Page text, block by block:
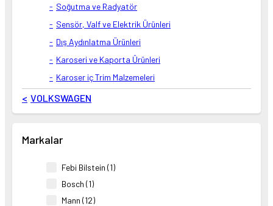
Soğutma ve Radyatör
Sensör, Valf ve Elektrik Ürünleri
Dış Aydınlatma Ürünleri
Karoseri ve Kaporta Ürünleri
Karoser iç Trim Malzemeleri
VOLKSWAGEN
Markalar
Febi Bilstein (1)
Bosch (1)
Mann (12)